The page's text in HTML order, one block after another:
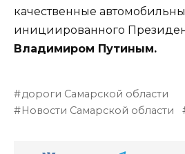
качественные
инициированного
Владимиром Путиным.
дороги Самарской области
Новости Самарской области